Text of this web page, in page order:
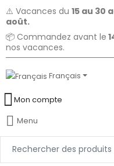
⚠️ Vacances du 15 au 30
août.
📦 Commandez avant le
nos vacances.
Français
Mon compte
Menu